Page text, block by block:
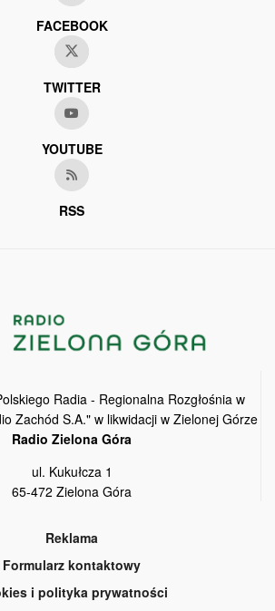
FACEBOOK
TWITTER
YOUTUBE
RSS
Radia - Regionalna Rozgłośnia w
Zachód S.A." w likwidacji w Zielonej Górze
Radio Zielona Góra
ul. Kukułcza 1
65-472 Zielona Góra
Reklama
Formularz kontaktowy
i polityka prywatności